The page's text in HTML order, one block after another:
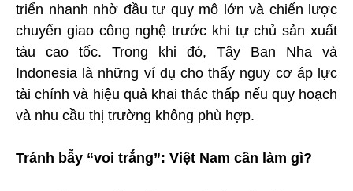
triển nhanh nhờ đầu tư quy mô lớn và chiến lược
chuyển giao công nghệ trước khi tự chủ sản xuất
tàu cao tốc. Trong khi đó, Tây Ban Nha và
Indonesia là những ví dụ cho thấy nguy cơ áp lực
tài chính và hiệu quả khai thác thấp nếu quy hoạch
và nhu cầu thị trường không phù hợp.
Tránh bẫy “voi trắng”: Việt Nam cần làm gì?